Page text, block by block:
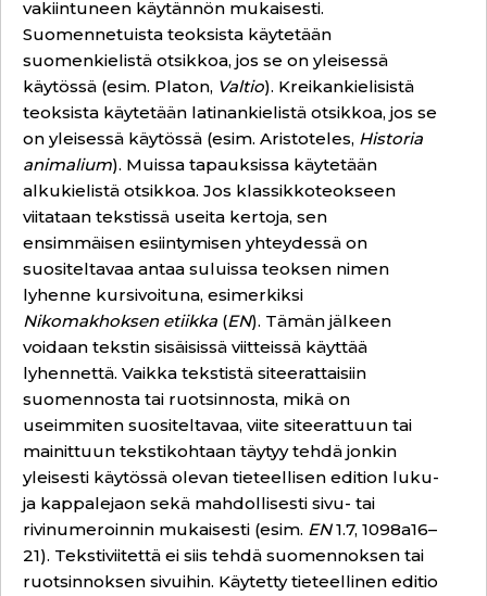
vakiintuneen käytännön mukaisesti.
Suomennetuista teoksista käytetään
suomenkielistä otsikkoa, jos se on yleisessä
käytössä (esim. Platon, Valtio). Kreikankielisistä
teoksista käytetään latinankielistä otsikkoa, jos se
on yleisessä käytössä (esim. Aristoteles, Historia
animalium). Muissa tapauksissa käytetään
alkukielistä otsikkoa. Jos klassikkoteokseen
viitataan tekstissä useita kertoja, sen
ensimmäisen esiintymisen yhteydessä on
suositeltavaa antaa suluissa teoksen nimen
lyhenne kursivoituna, esimerkiksi
Nikomakhoksen etiikka (EN). Tämän jälkeen
voidaan tekstin sisäisissä viitteissä käyttää
lyhennettä. Vaikka tekstistä siteerattaisiin
suomennosta tai ruotsinnosta, mikä on
useimmiten suositeltavaa, viite siteerattuun tai
mainittuun tekstikohtaan täytyy tehdä jonkin
yleisesti käytössä olevan tieteellisen edition luku-
ja kappalejaon sekä mahdollisesti sivu- tai
rivinumeroinnin mukaisesti (esim. EN1.7, 1098a16–
21). Tekstiviitettä ei siis tehdä suomennoksen tai
ruotsinnoksen sivuihin. Käytetty tieteellinen editio